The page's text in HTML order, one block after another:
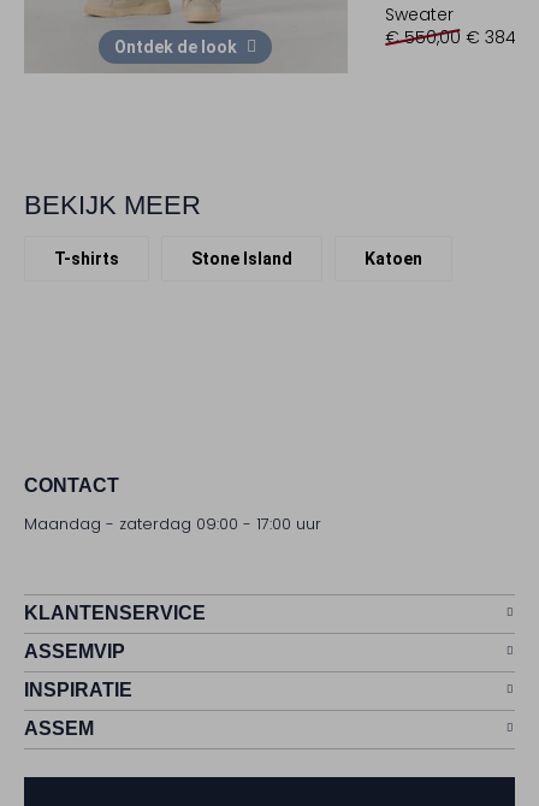
Ontdek de look
Sweater
€ 550,00 € 384,99
BEKIJK MEER
T-shirts Stone Island Katoen
CONTACT
Maandag - zaterdag 09:00 - 17:00 uur
KLANTENSERVICE
ASSEMVIP
INSPIRATIE
ASSEM